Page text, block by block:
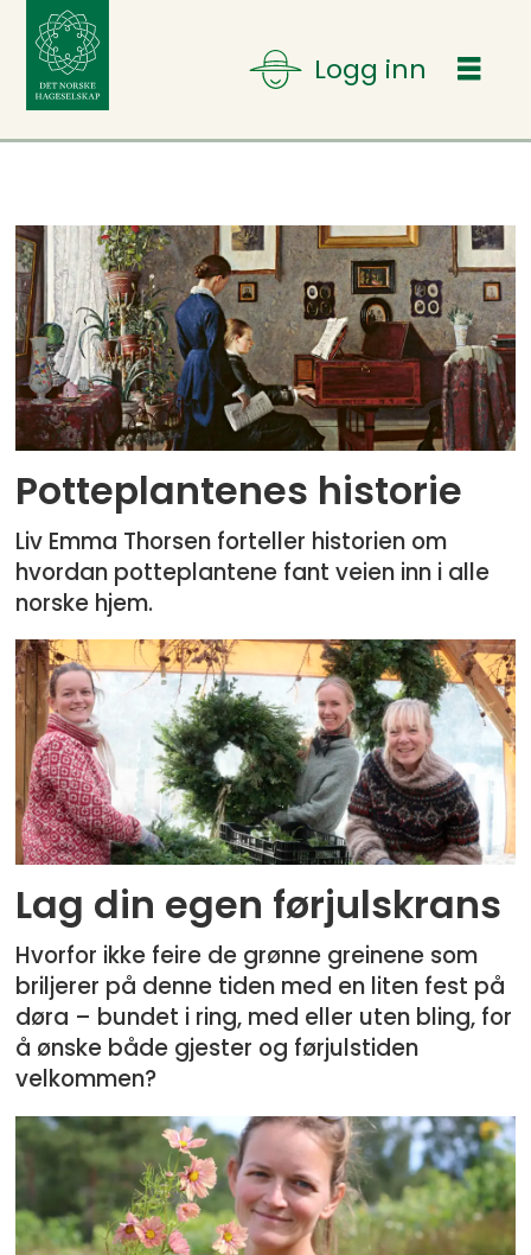
Tag:
prydhagen
Potteplantenes historie
Liv Emma Thorsen forteller historien om
hvordan potteplantene fant veien inn i alle
norske hjem.
Lag din egen førjulskrans
Hvorfor ikke feire de grønne greinene som
briljerer på denne tiden med en liten fest på
døra – bundet i ring, med eller uten bling, for
å ønske både gjester og førjulstiden
velkommen?